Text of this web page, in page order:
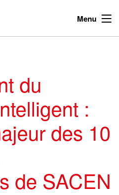
Menu
du
:
des 10
de SACEN